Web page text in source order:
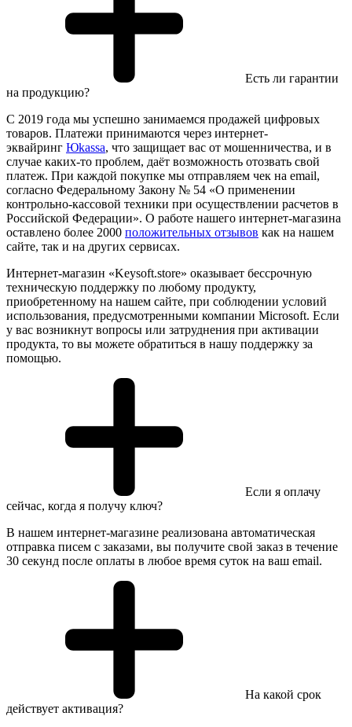
Есть ли гарантии
на продукцию?
С 2019 года мы успешно занимаемся продажей цифровых
товаров. Платежи принимаются через интернет-
эквайринг Юkassa, что защищает вас от мошенничества, и в
случае каких-то проблем, даёт возможность отозвать свой
платеж. При каждой покупке мы отправляем чек на email,
согласно Федеральному Закону № 54 «О применении
контрольно-кассовой техники при осуществлении расчетов в
Российской Федерации». О работе нашего интернет-магазина
оставлено более 2000 положительных отзывов как на нашем
сайте, так и на других сервисах.
Интернет-магазин «Keysoft.store» оказывает бессрочную
техническую поддержку по любому продукту,
приобретенному на нашем сайте, при соблюдении условий
использования, предусмотренными компании Microsoft. Если
у вас возникнут вопросы или затруднения при активации
продукта, то вы можете обратиться в нашу поддержку за
помощью.
Если я оплачу
сейчас, когда я получу ключ?
В нашем интернет-магазине реализована автоматическая
отправка писем с заказами, вы получите свой заказ в течение
30 секунд после оплаты в любое время суток на ваш email.
На какой срок
действует активация?